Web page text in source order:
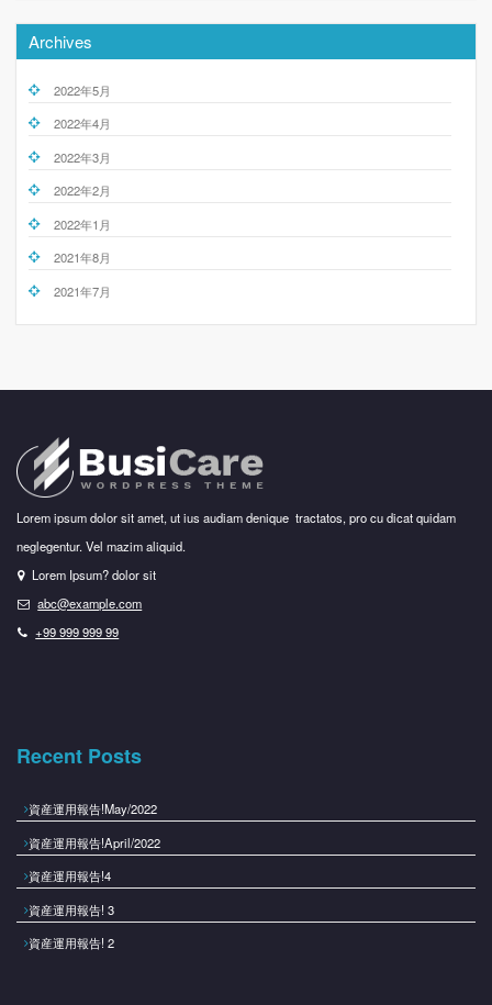
Archives
2022年5月
2022年4月
2022年3月
2022年2月
2022年1月
2021年8月
2021年7月
Lorem ipsum dolor sit amet, ut ius audiam denique tractatos, pro cu dicat quidam
neglegentur. Vel mazim aliquid.
Lorem Ipsum? dolor sit
abc@example.com
+99 999 999 99
Recent Posts
資産運用報告!May/2022
資産運用報告!April/2022
資産運用報告!4
資産運用報告! 3
資産運用報告! 2